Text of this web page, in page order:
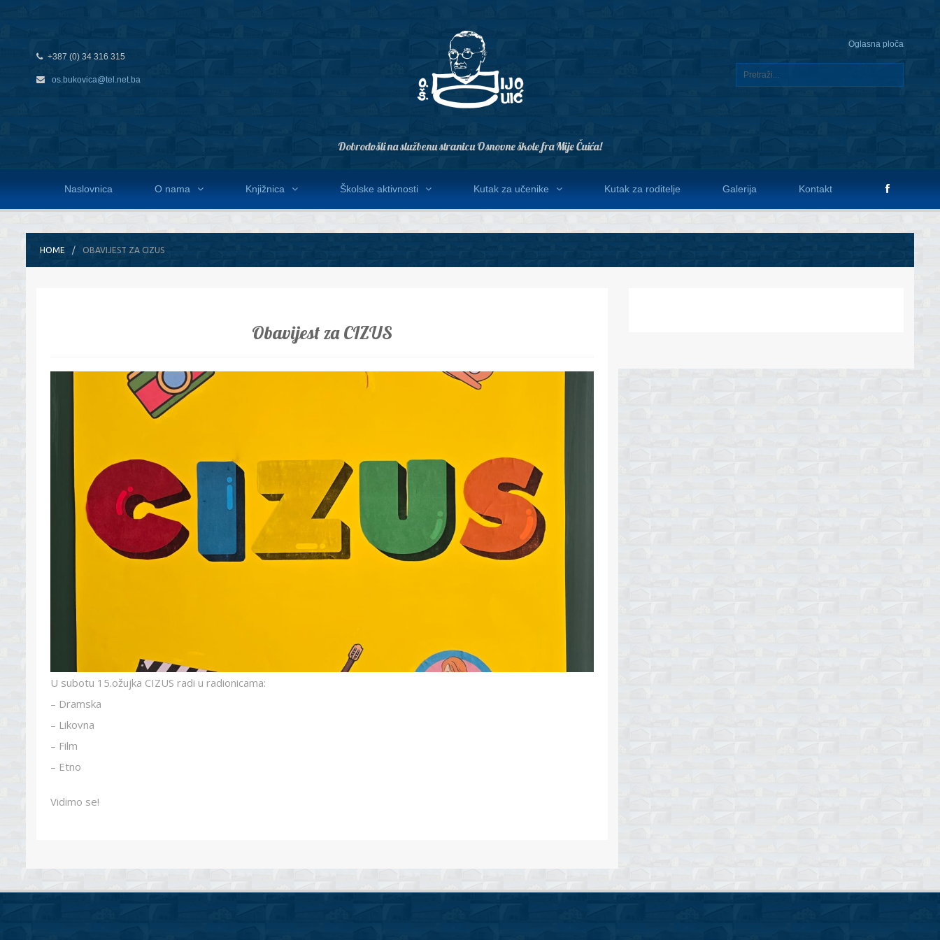
+387 (0) 34 316 315
os.bukovica@tel.net.ba
Oglasna ploča
Dobrodošli na službenu stranicu Osnovne škole fra Mije Čuića!
Naslovnica O nama Knjižnica Školske aktivnosti Kutak za učenike Kutak za roditelje Galerija Kontakt
HOME OBAVIJEST ZA CIZUS
Obavijest za CIZUS
U subotu 15.ožujka CIZUS radi u radionicama:
– Dramska
– Likovna
– Film
– Etno
Vidimo se!